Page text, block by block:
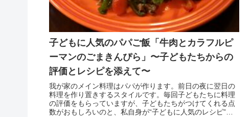
子どもに人気のパパご飯「牛肉とカラフルピ
ーマンのごまきんぴら」〜子どもたちからの
評価とレシピを添えて〜
我が家のメイン料理はパパが作ります。前日の夜に翌日の
料理を作り置きするスタイルです。毎回子どもたちに料理
の評価をもらっていますが、子どもたちがつけてくれる点
数がおもしろいのと、私自身が“子どもに人気のレシピ”を